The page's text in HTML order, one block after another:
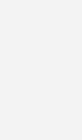
erfolgreich
über den Umgang,
mit den natürlichen
vertieft.
durch
täglichen Praxis.
Stand können sich